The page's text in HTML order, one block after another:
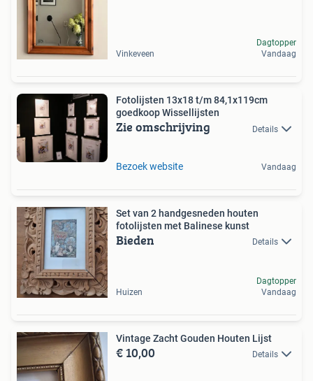
Vinkeveen
Dagtopper
Vandaag
Fotolijsten 13x18 t/m 84,1x119cm
goedkoop Wissellijsten
Zie omschrijving Details
Bezoek website Vandaag
Set van 2 handgesneden houten
fotolijsten met Balinese kunst
Bieden Details
Huizen
Dagtopper
Vandaag
Vintage Zacht Gouden Houten Lijst
€ 10,00 Details